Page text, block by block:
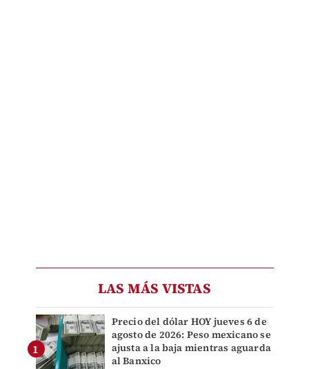
LAS MÁS VISTAS
Precio del dólar HOY jueves 6 de
agosto de 2026: Peso mexicano se
ajusta a la baja mientras aguarda
al Banxico